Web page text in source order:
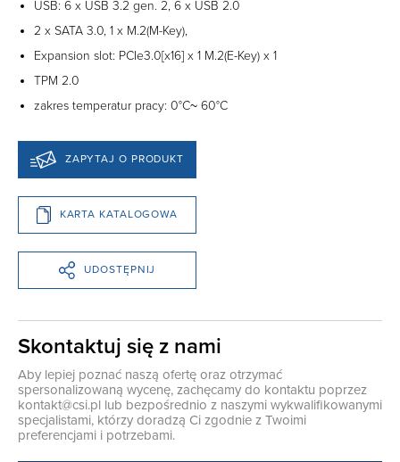
USB: 6 x USB 3.2 gen. 2, 6 x USB 2.0
2 x SATA 3.0, 1 x M.2(M-Key),
Expansion slot: PCIe3.0[x16] x 1 M.2(E-Key) x 1
TPM 2.0
zakres temperatur pracy: 0°C~ 60°C
ZAPYTAJ O PRODUKT
KARTA KATALOGOWA
UDOSTĘPNIJ
Skontaktuj się z nami
Aby lepiej poznać naszą ofertę oraz otrzymać
spersonalizowaną wycenę, zachęcamy do kontaktu poprzez
kontakt@csi.pl lub bezpośrednio z naszymi wykwalifikowanymi
specjalistami, którzy doradzą Ci zgodnie z Twoimi
preferencjami i potrzebami.